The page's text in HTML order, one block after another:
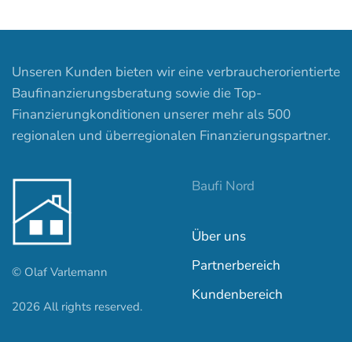
Unseren Kunden bieten wir eine verbraucherorientierte
Baufinanzierungsberatung sowie die Top-
Finanzierungkonditionen unserer mehr als 500
regionalen und überregionalen Finanzierungspartner.
© Olaf Varlemann
2026 All rights reserved.
Baufi Nord
Über uns
Partnerbereich
Kundenbereich